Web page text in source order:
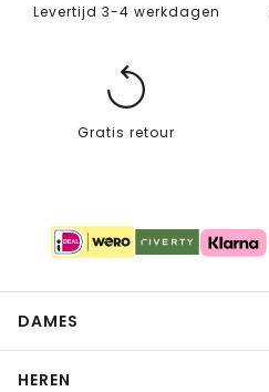
Levertijd 3-4 werkdagen
Gratis retour
DAMES
HEREN